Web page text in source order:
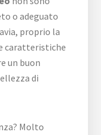
o adeguato
proprio la
caratteristiche
un buon
di
Molto